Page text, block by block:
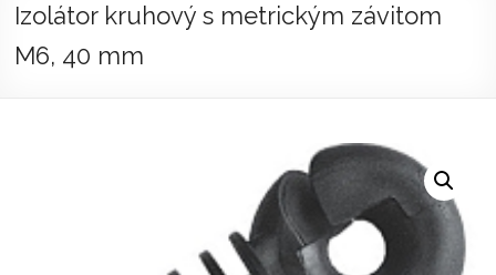
Izolátor kruhový s metrickým závitom
M6, 40 mm